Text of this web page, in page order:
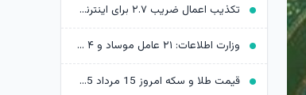
تکذیب اعمال ضریب ۲.۷ برای اینترنت بین‌الملل از سوی سازمان تنظیم مقررات
وزارت اطلاعات: ۲۱ عامل موساد و ۴ عضو باندهای مسلح بازداشت شدند
قیمت طلا و سکه امروز 15 مرداد 1405/ فرمان بازار طلا به دست اونس جهانی افتاد